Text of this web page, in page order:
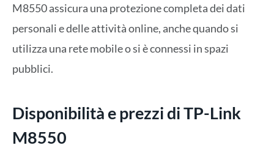
M8550 assicura una protezione completa dei dati
personali e delle attività online, anche quando si
utilizza una rete mobile o si è connessi in spazi
pubblici.
Disponibilità e prezzi di TP-Link
M8550